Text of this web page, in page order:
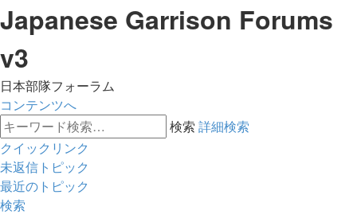
Japanese Garrison Forums
v3
日本部隊フォーラム
コンテンツへ
検索 詳細検索
クイックリンク
未返信トピック
最近のトピック
検索